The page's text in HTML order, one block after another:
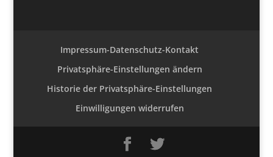
Impressum-Datenschutz-Kontakt
Privatsphäre-Einstellungen ändern
Historie der Privatsphäre-Einstellungen
Einwilligungen widerrufen